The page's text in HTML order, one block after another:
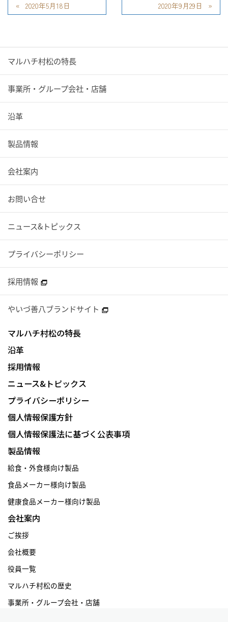
2020年5月18日 2020年9月29日
マルハチ村松の特長
事業所・グループ会社・店舗
沿革
製品情報
会社案内
お問い合せ
ニュース&トピックス
プライバシーポリシー
採用情報
やいづ善八ブランドサイト
マルハチ村松の特長
沿革
採用情報
ニュース&トピックス
プライバシーポリシー
個人情報保護方針
個人情報保護法に基づく公表事項
製品情報
給食・外食様向け製品
食品メーカー様向け製品
健康食品メーカー様向け製品
会社案内
ご挨拶
会社概要
役員一覧
マルハチ村松の歴史
事業所・グループ会社・店舗